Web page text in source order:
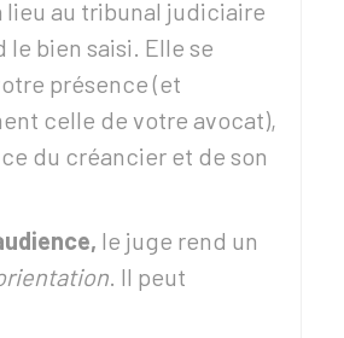
lieu au tribunal judiciaire
bien saisi. Elle se
présence (et
celle de votre avocat),
du créancier et de son
le juge rend un
. Il peut